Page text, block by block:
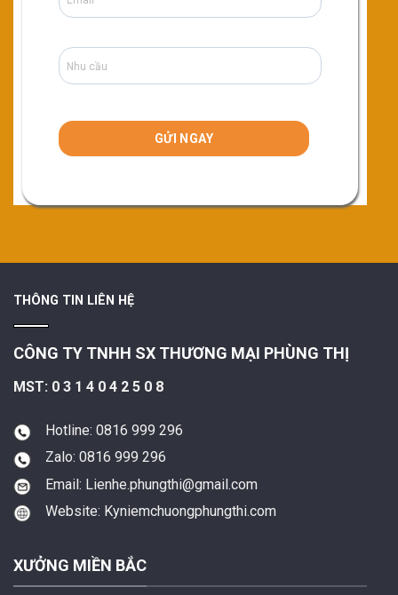
THÔNG TIN LIÊN HỆ
CÔNG TY TNHH SX THƯƠNG MẠI PHÙNG THỊ
MST: 0 3 1 4 0 4 2 5 0 8
Hotline: 0816 999 296
Zalo: 0816 999 296
Email: Lienhe.phungthi@gmail.com
Website: Kyniemchuongphungthi.com
XƯỞNG MIỀN BẮC